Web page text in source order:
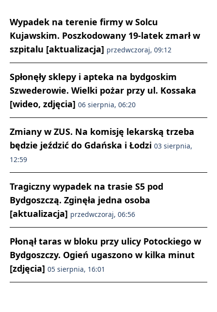
Wypadek na terenie firmy w Solcu
Kujawskim. Poszkodowany 19-latek zmarł w
szpitalu [aktualizacja] przedwczoraj, 09:12
Spłonęły sklepy i apteka na bydgoskim
Szwederowie. Wielki pożar przy ul. Kossaka
[wideo, zdjęcia] 06 sierpnia, 06:20
Zmiany w ZUS. Na komisję lekarską trzeba
będzie jeździć do Gdańska i Łodzi 03 sierpnia,
12:59
Tragiczny wypadek na trasie S5 pod
Bydgoszczą. Zginęła jedna osoba
[aktualizacja] przedwczoraj, 06:56
Płonął taras w bloku przy ulicy Potockiego w
Bydgoszczy. Ogień ugaszono w kilka minut
[zdjęcia] 05 sierpnia, 16:01